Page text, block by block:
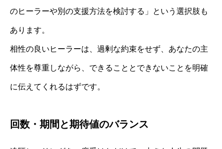
のヒーラーや別の支援方法を検討する」という選択肢も
あります。
相性の良いヒーラーは、過剰な約束をせず、あなたの主
体性を尊重しながら、できることとできないことを明確
に伝えてくれるはずです。
回数・期間と期待値のバランス